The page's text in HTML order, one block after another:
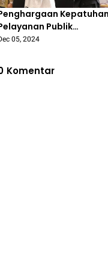
Kepatuhan
Publik
Tertinggi ke-
05, 2024
Komentar